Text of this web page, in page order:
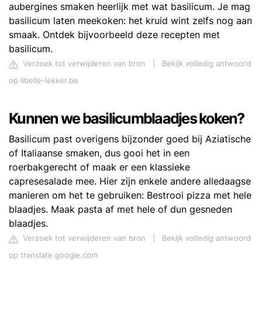
aubergines smaken heerlijk met wat basilicum. Je mag
basilicum laten meekoken: het kruid wint zelfs nog aan
smaak. Ontdek bijvoorbeeld deze recepten met
basilicum.
Verzoek tot verwijderen van bron
Bekijk volledig antwoord
op libelle-lekker.be
Kunnen we basilicumblaadjes koken?
Basilicum past overigens bijzonder goed bij Aziatische
of Italiaanse smaken, dus gooi het in een
roerbakgerecht of maak er een klassieke
capresesalade mee. Hier zijn enkele andere alledaagse
manieren om het te gebruiken: Bestrooi pizza met hele
blaadjes. Maak pasta af met hele of dun gesneden
blaadjes.
Verzoek tot verwijderen van bron
Bekijk volledig antwoord
op translate.google.com